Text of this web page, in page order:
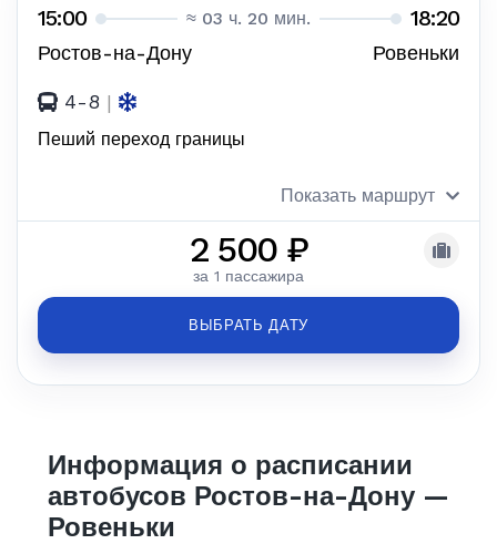
15:00 ≈ 03 ч. 20 мин. 18:20
Ростов-на-Дону Ровеньки
4-8 |
Пеший переход границы
Показать маршрут
2 500 ₽
за 1 пассажира
ВЫБРАТЬ ДАТУ
Информация о расписании
автобусов Ростов-на-Дону —
Ровеньки